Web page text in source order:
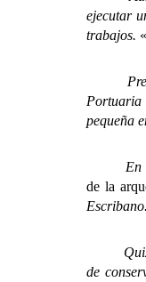
ejecutar
trabajos.
Portuaria
pequeña
En la
de la
Escribano.
Quizás
de